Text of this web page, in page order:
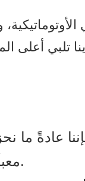
تلبي أعلى
1. معبأة غير مجمعة.